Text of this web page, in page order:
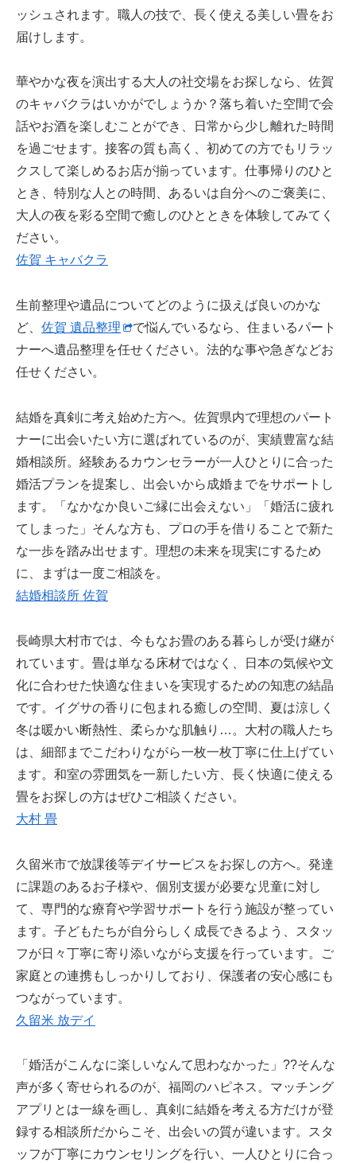
ッシュされます。職人の技で、長く使える美しい畳をお
届けします。
華やかな夜を演出する大人の社交場をお探しなら、佐賀
のキャバクラはいかがでしょうか？落ち着いた空間で会
話やお酒を楽しむことができ、日常から少し離れた時間
を過ごせます。接客の質も高く、初めての方でもリラッ
クスして楽しめるお店が揃っています。仕事帰りのひと
とき、特別な人との時間、あるいは自分へのご褒美に、
大人の夜を彩る空間で癒しのひとときを体験してみてく
ださい。
佐賀 キャバクラ
生前整理や遺品についてどのように扱えば良いのかな
ど、 佐賀 遺品整理
で悩んでいるなら、住まいるパート
ナーへ遺品整理を任せください。法的な事や急ぎなどお
任せください。
結婚を真剣に考え始めた方へ。佐賀県内で理想のパート
ナーに出会いたい方に選ばれているのが、実績豊富な結
婚相談所。経験あるカウンセラーが一人ひとりに合った
婚活プランを提案し、出会いから成婚までをサポートし
ます。「なかなか良いご縁に出会えない」「婚活に疲れ
てしまった」そんな方も、プロの手を借りることで新た
な一歩を踏み出せます。理想の未来を現実にするため
に、まずは一度ご相談を。
結婚相談所 佐賀
長崎県大村市では、今もなお畳のある暮らしが受け継が
れています。畳は単なる床材ではなく、日本の気候や文
化に合わせた快適な住まいを実現するための知恵の結晶
です。イグサの香りに包まれる癒しの空間、夏は涼しく
冬は暖かい断熱性、柔らかな肌触り…。大村の職人たち
は、細部までこだわりながら一枚一枚丁寧に仕上げてい
ます。和室の雰囲気を一新したい方、長く快適に使える
畳をお探しの方はぜひご相談ください。
大村 畳
久留米市で放課後等デイサービスをお探しの方へ。発達
に課題のあるお子様や、個別支援が必要な児童に対し
て、専門的な療育や学習サポートを行う施設が整ってい
ます。子どもたちが自分らしく成長できるよう、スタッ
フが日々丁寧に寄り添いながら支援を行っています。ご
家庭との連携もしっかりしており、保護者の安心感にも
つながっています。
久留米 放デイ
「婚活がこんなに楽しいなんて思わなかった」??そんな
声が多く寄せられるのが、福岡のハピネス。マッチング
アプリとは一線を画し、真剣に結婚を考える方だけが登
録する相談所だからこそ、出会いの質が違います。スタ
ッフが丁寧にカウンセリングを行い、一人ひとりに合っ